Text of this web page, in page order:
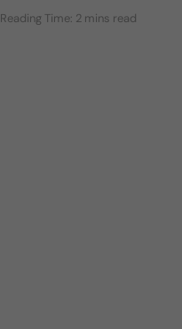
Reading Time: 2 mins read